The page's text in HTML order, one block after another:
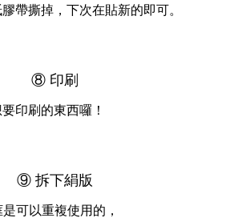
帶撕掉，下次在貼新的即可。
⑧ 印刷
印刷的東西囉！
⑨ 拆下絹版
可以重複使用的，